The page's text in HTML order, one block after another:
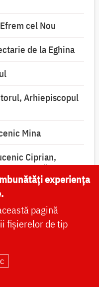
cel Nou
de la Eghina
Arhiepiscopul
Mina
Ciprian,
și de toată lucrarea
experiența
pagină
fișierelor de tip